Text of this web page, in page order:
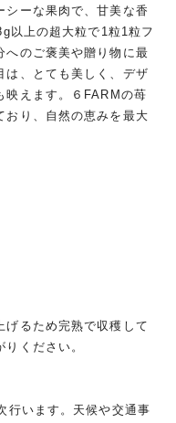
シーな果肉で、甘美な香
以上の超大粒で1粒1粒フ
へのご褒美や贈り物に最
は、とても美しく、デザ
映えます。６FARMの苺
おり、自然の恵みを最大
げるため完熟で収穫して
ください。
行います。天候や交通事